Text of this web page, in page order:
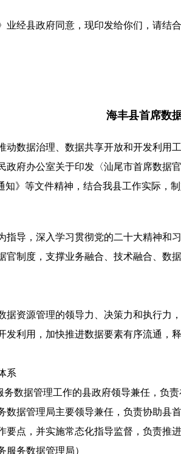
县政府同意，现印发给你们，请结
海丰县首席数
据治理、数据共享开放和开发利用
政府办公室关于印发〈汕尾市首席数
》等文件精神，结合我县工作实际，制
，深入学习贯彻党的二十大精神和
官制度，支撑业务融合、技术融合、
源管理的领导力、决策力和执行力
利用，加快推进数据要素有序流通，释
系
据管理工作的县政府领导兼任，负
数据管理局主要领导兼任，负责协助
点，并实施常态化指导监督，负责
务数据管理局）